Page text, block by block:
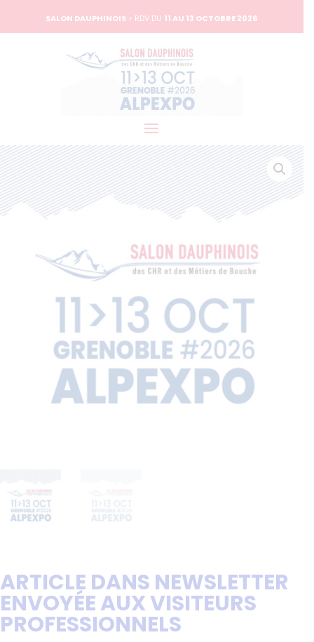
SALON DAUPHINOIS > RDV DU 11 AU 13 OCTOBRE 2026
ARTICLE DANS NEWSLETTER
ENVOYÉE AUX VISITEURS
PROFESSIONNELS